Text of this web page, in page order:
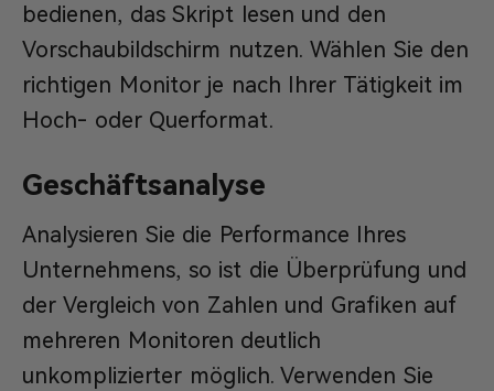
bedienen, das Skript lesen und den
Vorschaubildschirm nutzen. Wählen Sie den
richtigen Monitor je nach Ihrer Tätigkeit im
Hoch- oder Querformat.
Geschäftsanalyse
Analysieren Sie die Performance Ihres
Unternehmens, so ist die Überprüfung und
der Vergleich von Zahlen und Grafiken auf
mehreren Monitoren deutlich
unkomplizierter möglich. Verwenden Sie